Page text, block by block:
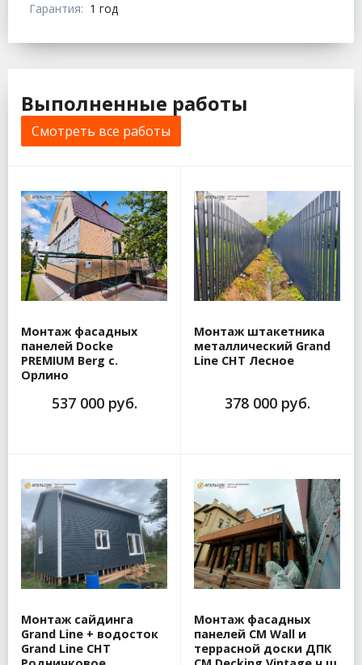
Гарантия: 1 год
Выполненные работы
Смотреть все работы
Монтаж фасадных
панелей Docke
PREMIUM Berg с.
Орлино
537 000 руб.
Монтаж штакетника
металлический Grand
Line СНТ Лесное
378 000 руб.
Монтаж сайдинга
Grand Line + водосток
Grand Line СНТ
Монтаж фасадных
панелей CM Wall и
террасной доски ДПК